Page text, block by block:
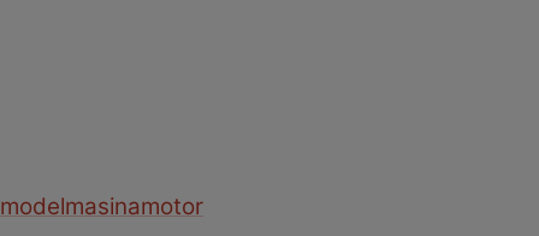
modelmasinamotor